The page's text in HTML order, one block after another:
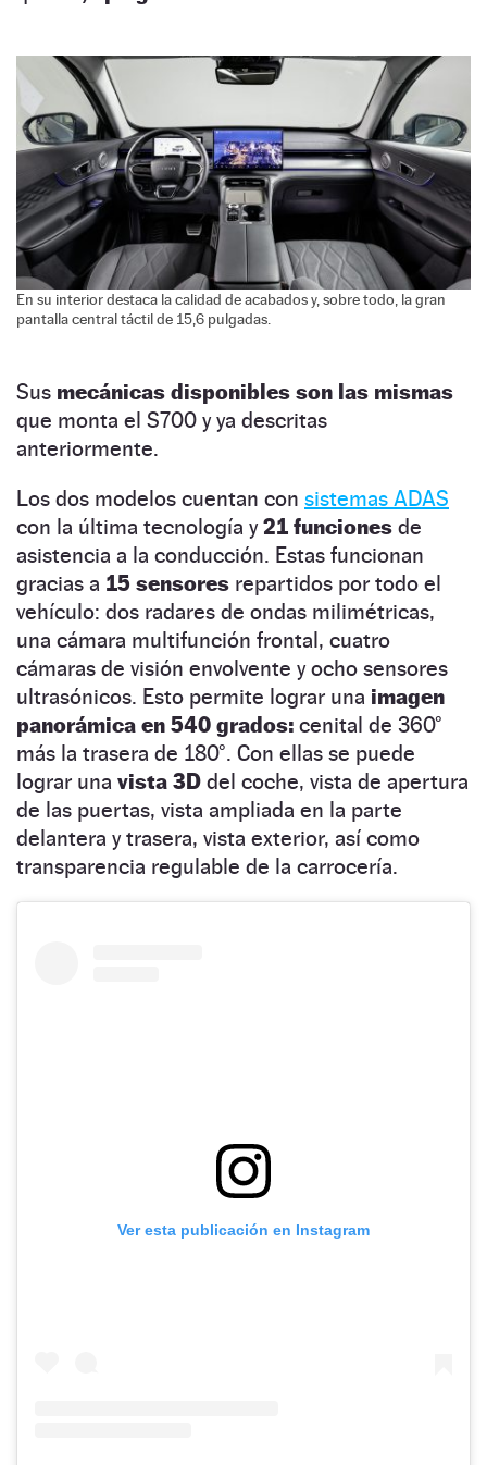
En su interior destaca la calidad de acabados y, sobre todo, la gran
pantalla central táctil de 15,6 pulgadas.
Sus mecánicas disponibles son las mismas
que monta el S700 y ya descritas
anteriormente.
Los dos modelos cuentan con sistemas ADAS
con la última tecnología y21 funciones de
asistencia a la conducción. Estas funcionan
gracias a 15 sensores repartidos por todo el
vehículo: dos radares de ondas milimétricas,
una cámara multifunción frontal, cuatro
cámaras de visión envolvente y ocho sensores
ultrasónicos. Esto permite lograr una imagen
panorámica en 540 grados: cenital de 360°
más la trasera de 180°. Con ellas se puede
lograr una vista 3D del coche, vista de apertura
de las puertas, vista ampliada en la parte
delantera y trasera, vista exterior, así como
transparencia regulable de la carrocería.
Ver esta publicación en Instagram